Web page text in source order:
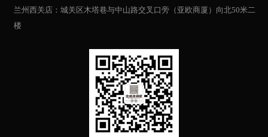
兰州西关店：城关区木塔巷与中山路交叉口旁（亚欧商厦）向北50米二
楼